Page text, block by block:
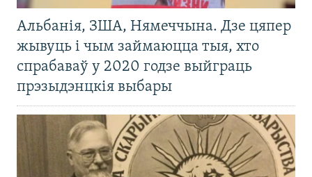
Альбанія, ЗША, Нямеччына. Дзе цяпер
жывуць і чым займаюцца тыя, хто
спрабаваў у 2020 годзе выйграць
прэзыдэнцкія выбары